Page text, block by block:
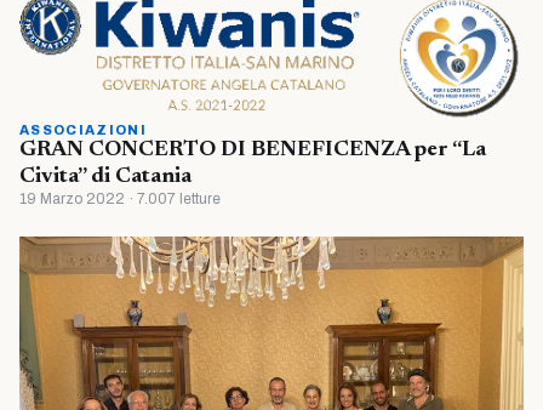
ASSOCIAZIONI
GRAN CONCERTO DI BENEFICENZA per “La
Civita” di Catania
19 Marzo 2022 · 7.007 letture